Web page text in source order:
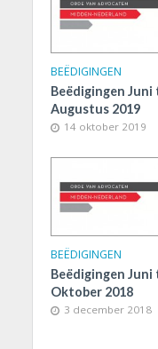
BEËDIGINGEN
Beëdigingen Juni
Augustus 2019
14 oktober 2019
BEËDIGINGEN
Beëdigingen Juni
Oktober 2018
3 december 2018